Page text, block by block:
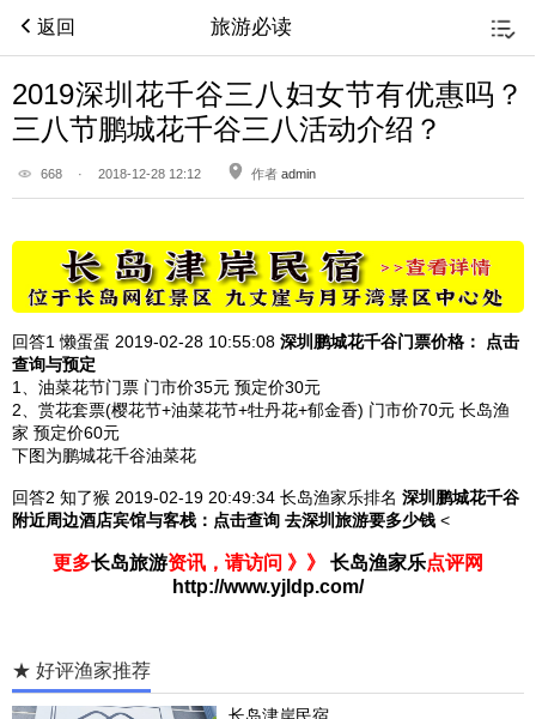
返回 旅游必读
2019深圳花千谷三八妇女节有优惠吗？
三八节鹏城花千谷三八活动介绍？
668 · 2018-12-28 12:12 作者 admin
回答1 懒蛋蛋 2019-02-28 10:55:08 深圳鹏城花千谷门票价格： 点击
查询与预定
1、油菜花节门票 门市价35元 预定价30元
2、赏花套票(樱花节+油菜花节+牡丹花+郁金香) 门市价70元 长岛渔
家 预定价60元
下图为鹏城花千谷油菜花
回答2 知了猴 2019-02-19 20:49:34 长岛渔家乐排名 深圳鹏城花千谷
附近周边酒店宾馆与客栈： 点击查询 去深圳旅游要多少钱 <
更多长岛旅游资讯，请访问 》》 长岛渔家乐点评网
http://www.yjldp.com/
★ 好评渔家推荐